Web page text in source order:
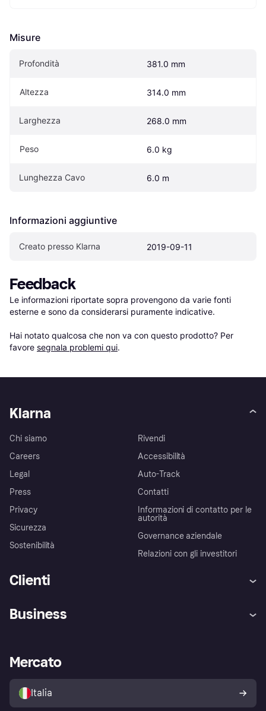
Misure
Profondità 381.0 mm
Altezza 314.0 mm
Larghezza 268.0 mm
Peso 6.0 kg
Lunghezza Cavo 6.0 m
Informazioni aggiuntive
Creato presso Klarna 2019-09-11
Feedback
Le informazioni riportate sopra provengono da varie fonti
esterne e sono da considerarsi puramente indicative.
Hai notato qualcosa che non va con questo prodotto? Per
favore segnala problemi qui.
Klarna
Chi siamo
Careers
Legal
Press
Privacy
Sicurezza
Sostenibilità
Rivendi
Accessibilità
Auto-Track
Contatti
Informazioni di contatto per le
autorità
Governance aziendale
Relazioni con gli investitori
Clienti
Esplora i negozi
Politica di protezione
dell'acquirente Klarna
Business
Accesso aziende
Mercato
Italia